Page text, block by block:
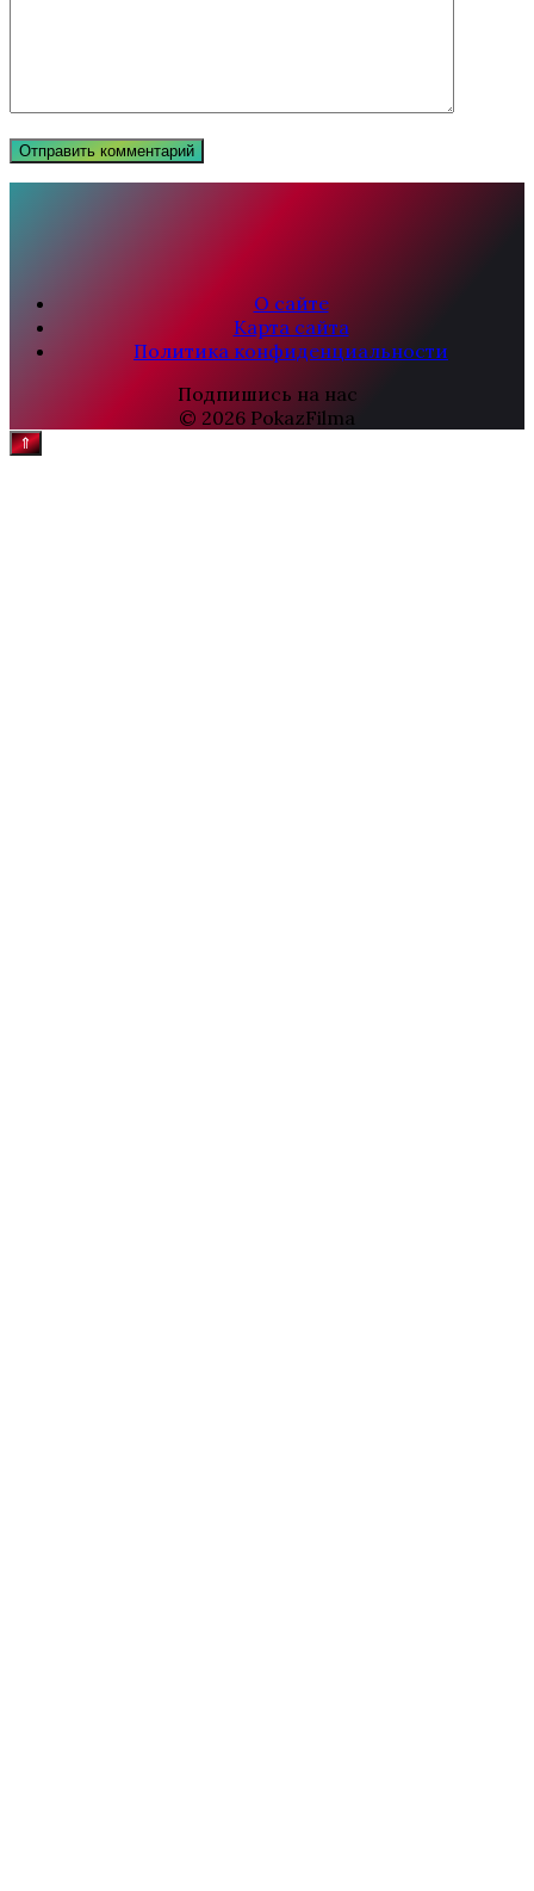
О сайте
Карта сайта
Политика конфиденциальности
Подпишись на нас
© 2026 PokazFilma